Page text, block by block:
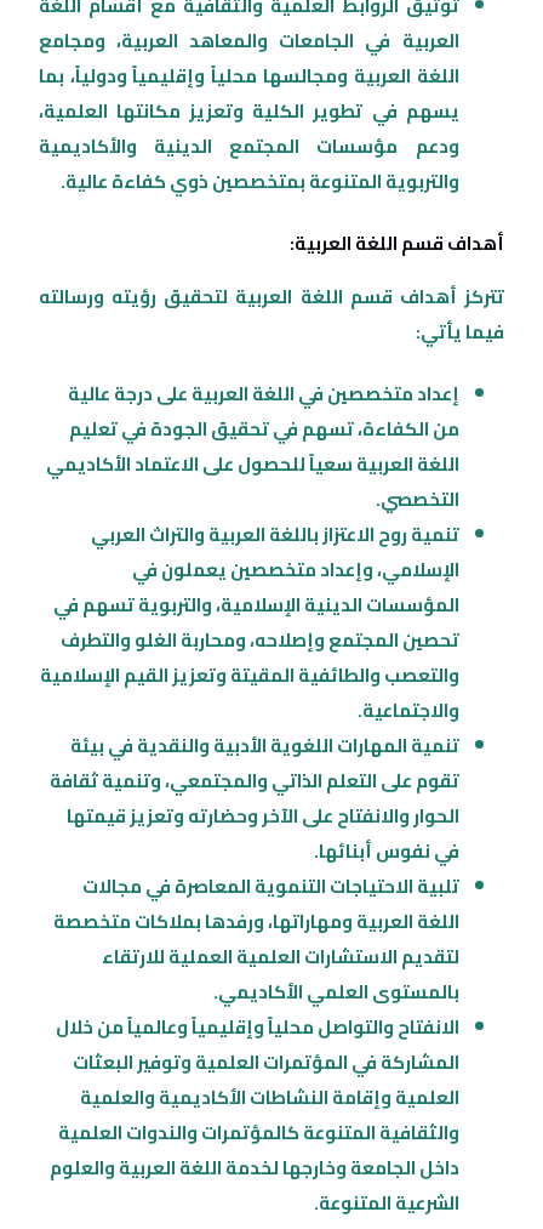
العربية في الجامعات والمعاهد العربية، ومجامع
اللغة العربية ومجالسها محلياً وإقليمياً ودولياً، بما
يسهم في تطوير الكلية وتعزيز مكانتها العلمية،
ودعم مؤسسات المجتمع الدينية والأكاديمية
والتربوية المتنوعة بمتخصصين ذوي كفاءة عالية.
أهداف قسم اللغة العربية:
تتركز أهداف قسم اللغة العربية لتحقيق رؤيته ورسالته
فيما يأتي:
إعداد متخصصين في اللغة العربية على درجة عالية
من الكفاءة، تسهم في تحقيق الجودة في تعليم
اللغة العربية سعياً للحصول على الاعتماد الأكاديمي
التخصصي.
تنمية روح الاعتزاز باللغة العربية والتراث العربي
الإسلامي، وإعداد متخصصين يعملون في
المؤسسات الدينية الإسلامية، والتربوية تسهم في
تحصين المجتمع وإصلاحه، ومحاربة الغلو والتطرف
والتعصب والطائفية المقيتة وتعزيز القيم الإسلامية
والاجتماعية.
تنمية المهارات اللغوية الأدبية والنقدية في بيئة
تقوم على التعلم الذاتي والمجتمعي، وتنمية ثقافة
الحوار والانفتاح على الآخر وحضارته وتعزيز قيمتها
في نفوس أبنائها.
تلبية الاحتياجات التنموية المعاصرة في مجالات
اللغة العربية ومهاراتها، ورفدها بملاكات متخصصة
لتقديم الاستشارات العلمية العملية للارتقاء
بالمستوى العلمي الأكاديمي.
الانفتاح والتواصل محلياً وإقليمياً وعالمياً من خلال
المشاركة في المؤتمرات العلمية وتوفير البعثات
العلمية وإقامة النشاطات الأكاديمية والعلمية
والثقافية المتنوعة كالمؤتمرات والندوات العلمية
داخل الجامعة وخارجها لخدمة اللغة العربية والعلوم
الشرعية المتنوعة.